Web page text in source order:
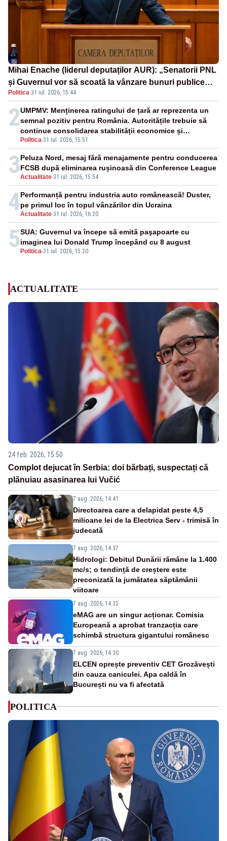
Mihai Enache (liderul deputaților AUR): „Senatorii PNL
și Guvernul vor să scoată la vânzare bunuri publice
pentru a stinge datoriile pentru vaccinurile Pfizer!”
Politica·31 iul. 2026, 15:44
2
Politica-31 iul. 2026, 15:51
UMPMV: Menținerea ratingului de țară ar reprezenta un
semnal pozitiv pentru România. Autoritățile trebuie să
continue consolidarea stabilității economice și
financiare
3Actualitate-31 iul. 2026, 15:54
Peluza Nord, mesaj fără menajamente pentru conducerea
FCSB după eliminarea rușinoasă din Conference League
4Actualitate-31 iul. 2026, 16:20
Performanță pentru industria auto românească! Duster,
pe primul loc în topul vânzărilor din Ucraina
5 Politica-31 iul. 2026, 15:20
SUA: Guvernul va începe să emită paşapoarte cu
imaginea lui Donald Trump începând cu 8 august
ACTUALITATE
24 feb. 2026, 15:50
Complot dejucat în Serbia: doi bărbați, suspectați că
plănuiau asasinarea lui Vučić
7 aug. 2026, 14:41
Directoarea care a delapidat peste 4,5
milioane lei de la Electrica Serv - trimisă în
judecată
7 aug. 2026, 14:37
Hidrologi: Debitul Dunării rămâne la 1.400
mc/s; o tendință de creștere este
preconizată la jumătatea săptămânii
viitoare
7 aug. 2026, 14:32
eMAG are un singur acționar. Comisia
Europeană a aprobat tranzacția care
schimbă structura gigantului românesc
7 aug. 2026, 14:30
ELCEN oprește preventiv CET Grozăvești
din cauza caniculei. Apa caldă în
București nu va fi afectată
POLITICA